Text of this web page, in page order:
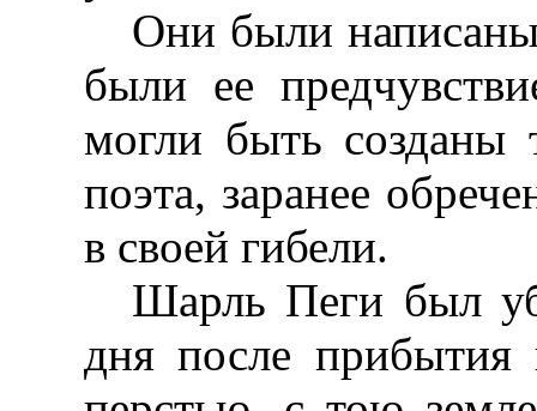
Они были
были ее
могли быть созданы
поэта, заранее
в своей гибели.
Шарль Пеги был
дня после